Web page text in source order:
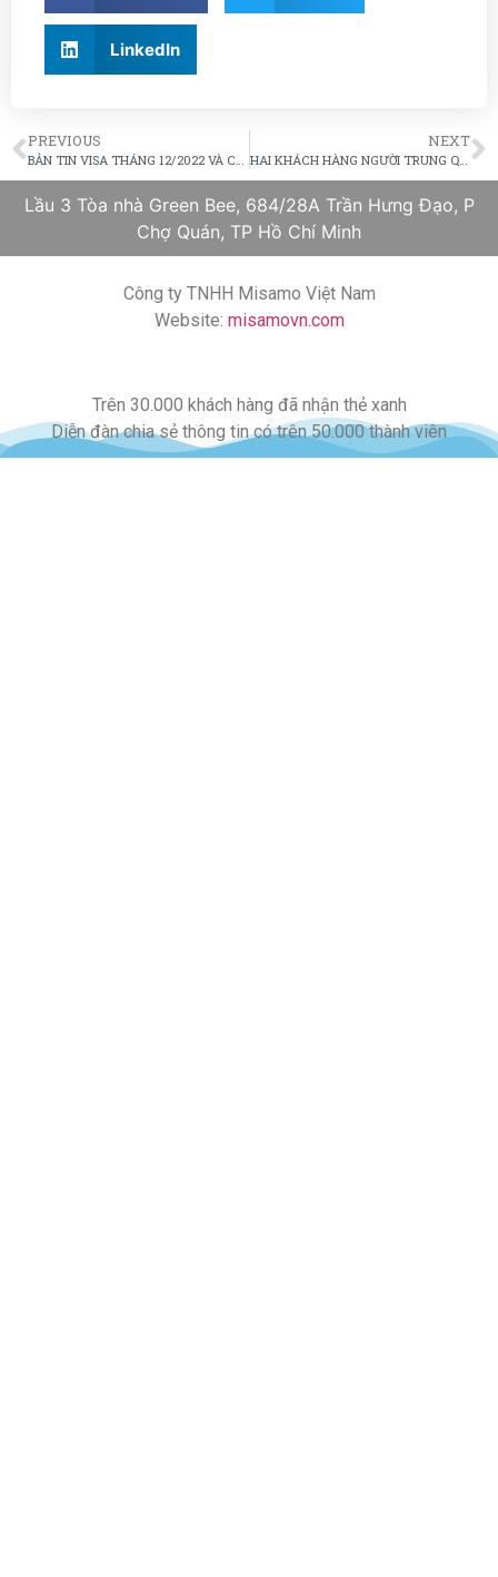
LinkedIn
PREVIOUS
BẢN TIN VISA THÁNG 12/2022 VÀ CÁC THÔNG TIN ĐỊNH CƯ NÓNG
NEXT
HAI KHÁCH HÀNG NGƯỜI TRUNG QUỐC ĐƯỢC TÁI CHẤP THUẬN SAU THANH TRA
Lầu 3 Tòa nhà Green Bee, 684/28A Trần Hưng Đạo, P
Chợ Quán, TP Hồ Chí Minh
Công ty TNHH Misamo Việt Nam
Website: misamovn.com
Trên 30.000 khách hàng đã nhận thẻ xanh
Diễn đàn chia sẻ thông tin có trên 50.000 thành viên